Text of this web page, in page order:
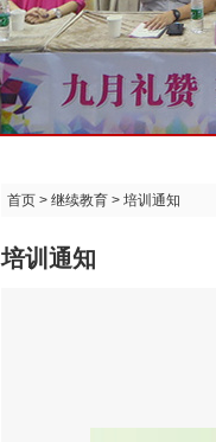
首页 > 继续教育 > 培训通知
培训通知